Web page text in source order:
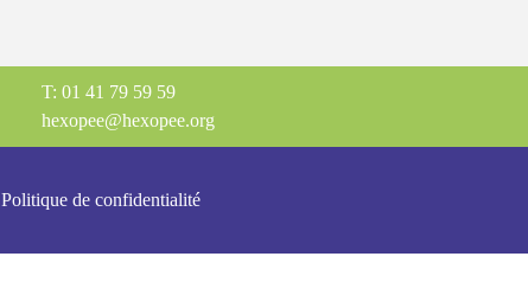
T: 01 41 79 59 59
hexopee@hexopee.org
Politique de confidentialité